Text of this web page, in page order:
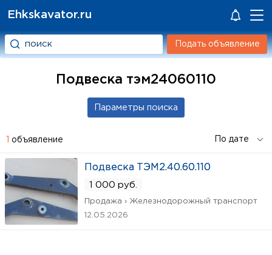
Ehkskavator.ru
Подать объявление
Подвеска тэм24060110
1 объявление
Подвеска ТЭМ2.40.60.110
1 000 руб.
Продажа › Железнодорожный транспорт
12.05.2026